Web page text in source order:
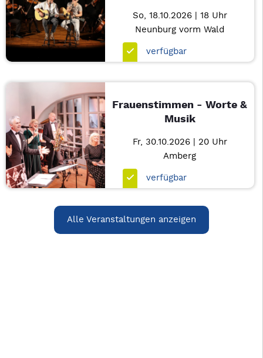
So, 18.10.2026 | 18 Uhr
Neunburg vorm Wald
verfügbar
Frauenstimmen - Worte &
Musik
Fr, 30.10.2026 | 20 Uhr
Amberg
verfügbar
Alle Veranstaltungen anzeigen